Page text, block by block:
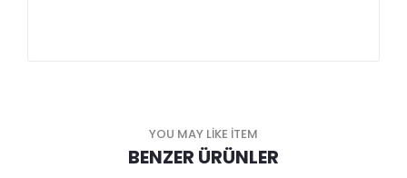
YOU MAY LIKE ITEM
BENZER ÜRÜNLER